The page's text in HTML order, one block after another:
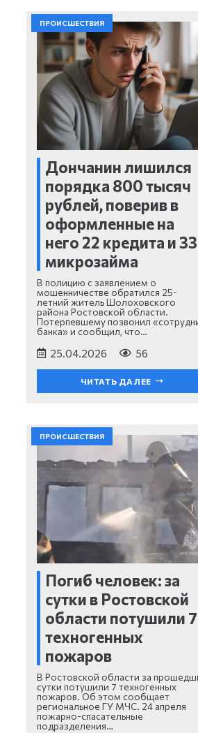
ПРОИСШЕСТВИЯ
Дончанин лишился
порядка 800 тысяч
рублей, поверив в
оформленные на
него 22 кредита и 33
микрозайма
В полицию с заявлением о
мошенничестве обратился 25-
летний житель Шолоховского
района Ростовской области.
Потерпевшему позвонил
банка» и сообщил, что…
25.04.2026 56
ЧИТАТЬ ДАЛЕЕ
ПРОИСШЕСТВИЯ
Погиб человек: за
сутки в Ростовской
области потушили 7
техногенных
пожаров
В Ростовской области за
сутки потушили 7 техногенных
пожаров. Об этом сообщает
региональное ГУ МЧС. 24 апреля
пожарно-спасательные
подразделения…